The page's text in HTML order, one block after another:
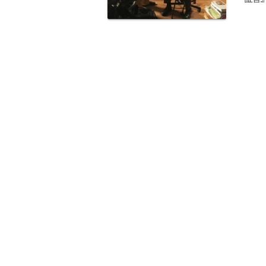
揮
を